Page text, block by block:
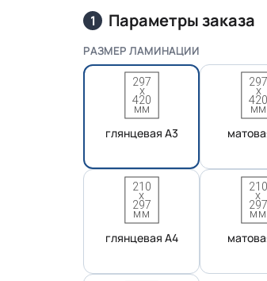
1 Параметры заказа
РАЗМЕР ЛАМИНАЦИИ
глянцевая А3
глянцевая А4